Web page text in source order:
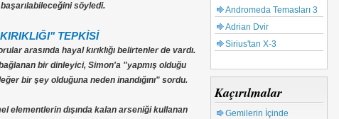
söyledi.
TEPKİSİ
arasında hayal kırıklığı belirtenler de vardı.
bir dinleyici, Simon'a "yapmış olduğu
bir şey olduğuna neden inandığını" sordu.
elementlerin dışında kalan arseniği kullanan
Andromeda Temasları 3
Adrian Dvir
Sirius'tan X-3
Kaçırılmalar
Gemilerin İçinde